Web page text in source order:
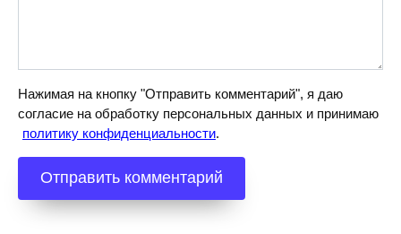
Нажимая на кнопку "Отправить комментарий", я даю
согласие на обработку персональных данных и принимаю
политику конфиденциальности.